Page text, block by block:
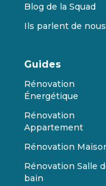
Blog de la Squad
Ils parlent de nous
Guides
Rénovation
Énergétique
Rénovation
Appartement
Rénovation
Rénovation Salle
bain